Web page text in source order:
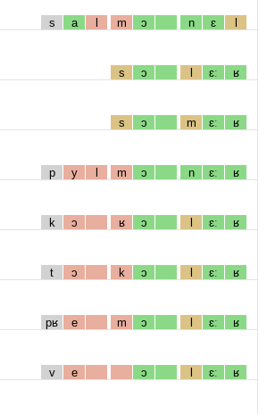
s a l m ɔ n ɛ l
s ɔ l ɛː ʁ
s ɔ m ɛː ʁ
p y l m ɔ n ɛː ʁ
k ɔ ʁ ɔ l ɛː ʁ
t ɔ k ɔ l ɛː ʁ
pʁ e m ɔ l ɛː ʁ
v e ɔ l ɛː ʁ